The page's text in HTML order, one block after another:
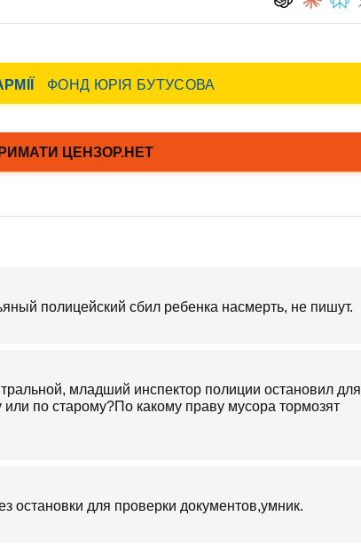
полицейский сбил ребенка насмерть, не пишут.
младший инспектор полиции остановил для
по старому?По какому праву мусора тормозят
остановки для проверки документов,умник.